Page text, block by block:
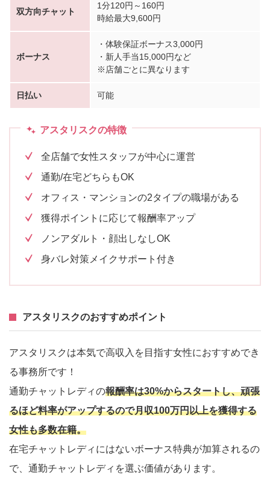
双方向チャット
1分120円～160円
時給最大9,600円
ボーナス
・体験保証ボーナス3,000円
・新人手当15,000円など
※店舗ごとに異なります
日払い 可能
アスタリスクの特徴
全店舗で女性スタッフが中心に運営
通勤/在宅どちらもOK
オフィス・マンションの2タイプの職場がある
獲得ポイントに応じて報酬率アップ
ノンアダルト・顔出しなしOK
身バレ対策メイクサポート付き
アスタリスクのおすすめポイント
アスタリスクは本気で高収入を目指す女性におすすめでき
る事務所です！
通勤チャットレディの報酬率は30%からスタートし、頑張
るほど料率がアップするので月収100万円以上を獲得する
女性も多数在籍。
在宅チャットレディにはないボーナス特典が加算されるの
で、通勤チャットレディを選ぶ価値があります。